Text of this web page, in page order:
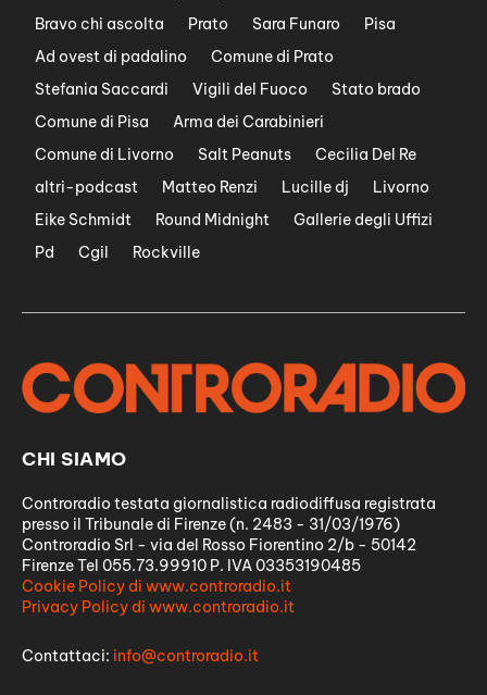
Bravo chi ascolta
Prato Sara Funaro
Pisa
Ad ovest di padalino
Comune di Prato
Stefania Saccardi
Vigili del Fuoco
Stato brado
Comune di Pisa
Arma dei Carabinieri
Comune di Livorno
Salt Peanuts
Cecilia Del Re
altri-podcast
Matteo Renzi Lucille dj
Livorno
Eike Schmidt
Round Midnight
Gallerie degli Uffizi
Pd
Cgil Rockville
CHI SIAMO
Controradio testata giornalistica radiodiffusa registrata
presso il Tribunale di Firenze (n. 2483 - 31/03/1976)
Controradio Srl - via del Rosso Fiorentino 2/b - 50142
Firenze Tel 055.73.99910 P. IVA 03353190485
Cookie Policy di www.controradio.it
Privacy Policy di www.controradio.it
Contattaci: info@controradio.it